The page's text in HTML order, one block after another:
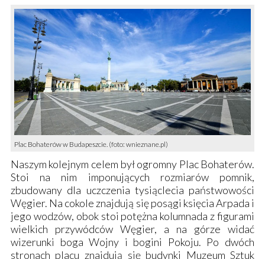
Plac Bohaterów w Budapeszcie. (foto: wnieznane.pl)
Naszym kolejnym celem był ogromny Plac Bohaterów.
Stoi na nim imponujących rozmiarów pomnik,
zbudowany dla uczczenia tysiąclecia państwowości
Węgier. Na cokole znajdują się posągi księcia Arpada i
jego wodzów, obok stoi potężna kolumnada z figurami
wielkich przywódców Węgier, a na górze widać
wizerunki boga Wojny i bogini Pokoju. Po dwóch
stronach placu znajdują się budynki Muzeum Sztuk